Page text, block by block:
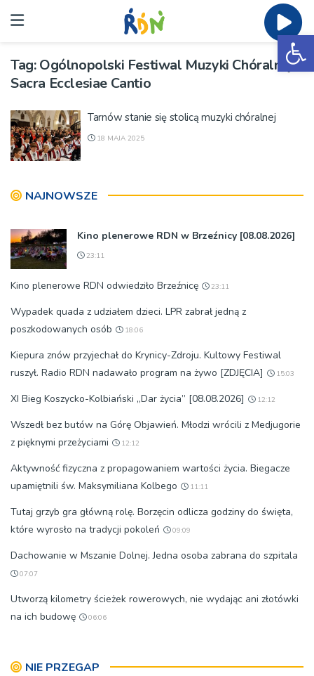
Tag:Ogólnopolski Festiwal Muzyki Chóralnej
Sacra Ecclesiae Cantio
Tarnów stanie się stolicą muzyki chóralnej
18 MAJA 2025
NAJNOWSZE
Kino plenerowe RDN w Brzeźnicy [08.08.2026]
23:11
Kino plenerowe RDN odwiedziło Brzeźnicę 23:11
Wypadek quada z udziałem dzieci. LPR zabrał jedną z
poszkodowanych osób
18:06
Kiepura znów przyjechał do Krynicy-Zdroju. Kultowy Festiwal
ruszył. Radio RDN nadawało program na żywo [ZDJĘCIA]
15:03
XI Bieg Koszycko-Kolbiański „Dar życia” [08.08.2026] 12:12
Wszedł bez butów na Górę Objawień. Młodzi wrócili z Medjugorie
z pięknymi przeżyciami
12:12
Aktywność fizyczna z propagowaniem wartości życia. Biegacze
upamiętnili św. Maksymiliana Kolbego
11:11
Tutaj grzyb gra główną rolę. Borzęcin odlicza godziny do święta,
które wyrosło na tradycji pokoleń
09:09
Dachowanie w Mszanie Dolnej. Jedna osoba zabrana do szpitala
07:07
Utworzą kilometry ścieżek rowerowych, nie wydając ani złotówki
na ich budowę
06:06
NIE PRZEGAP